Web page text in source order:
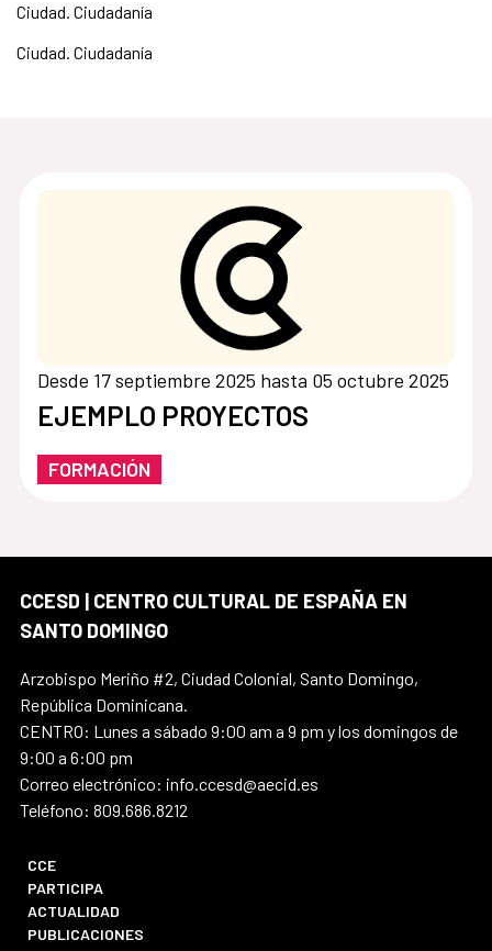
Ciudad. Ciudadanía
Ciudad. Ciudadanía
Desde 17 septiembre 2025 hasta 05 octubre 2025
EJEMPLO PROYECTOS
FORMACIÓN
CCESD | CENTRO CULTURAL DE ESPAÑA EN
SANTO DOMINGO
Arzobispo Meriño #2, Ciudad Colonial, Santo Domingo,
República Dominicana.
CENTRO: Lunes a sábado 9:00 am a 9 pm y los domingos de
9:00 a 6:00 pm
Correo electrónico: info.ccesd@aecid.es
Teléfono: 809.686.8212
CCE
PARTICIPA
ACTUALIDAD
PUBLICACIONES